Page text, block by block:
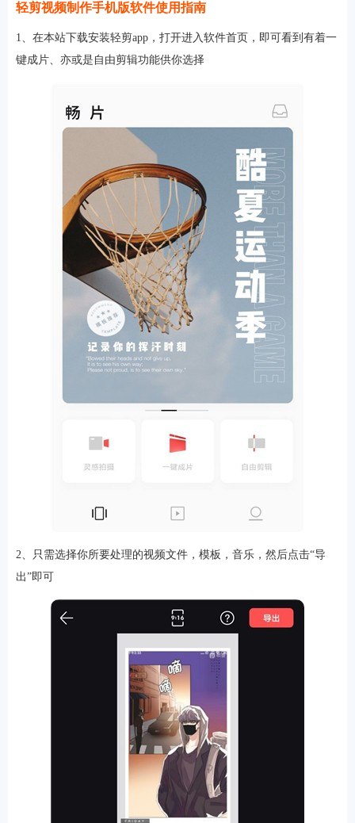
专题
轻剪视频制作手机版软件使用指南
1、在本站下载安装轻剪app，打开进入软件首页，即可看到有着一
键成片、亦或是自由剪辑功能供你选择
2、只需选择你所要处理的视频文件，模板，音乐，然后点击“导
出”即可